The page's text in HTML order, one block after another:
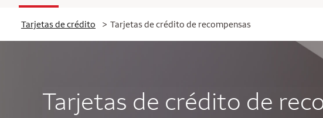
Tarjetas de crédito > Tarjetas de crédito de recompensas
Tarjetas de crédito de